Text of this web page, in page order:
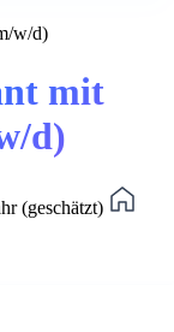
w/d)
mit
d)
(geschätzt)